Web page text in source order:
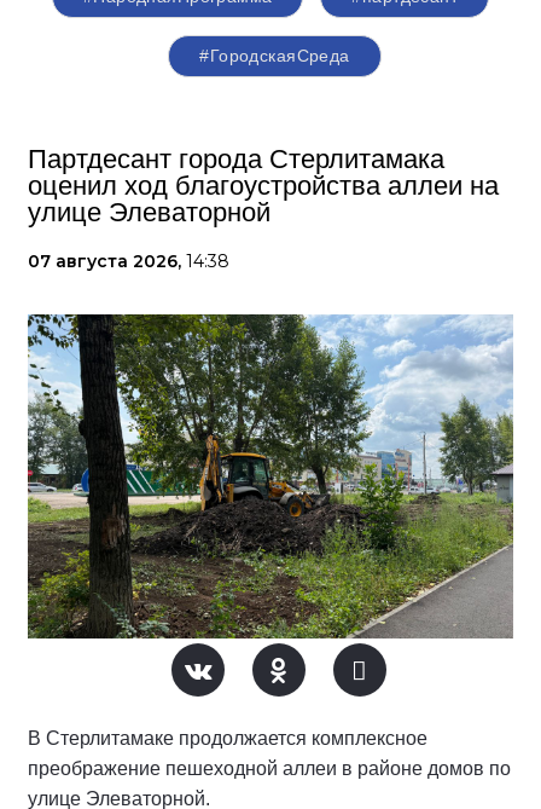
#ГородскаяСреда
Партдесант города Стерлитамака
оценил ход благоустройства аллеи на
улице Элеваторной
07 августа 2026, 14:38
В Стерлитамаке продолжается комплексное
преображение пешеходной аллеи в районе домов по
улице Элеваторной.